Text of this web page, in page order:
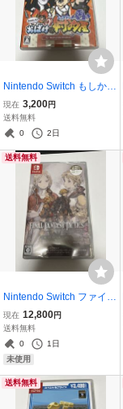
Nintendo Switch もしかし
て おばけの射的屋
現在 3,200円
送料無料
0
2日
送料無料
Nintendo Switch ファイナ
ルファンタジータクティ
クス イヴァリース クロニ
クルズ デラックスエディ
ション 未開封
現在 12,800円
送料無料
0
1日
未使用
送料無料